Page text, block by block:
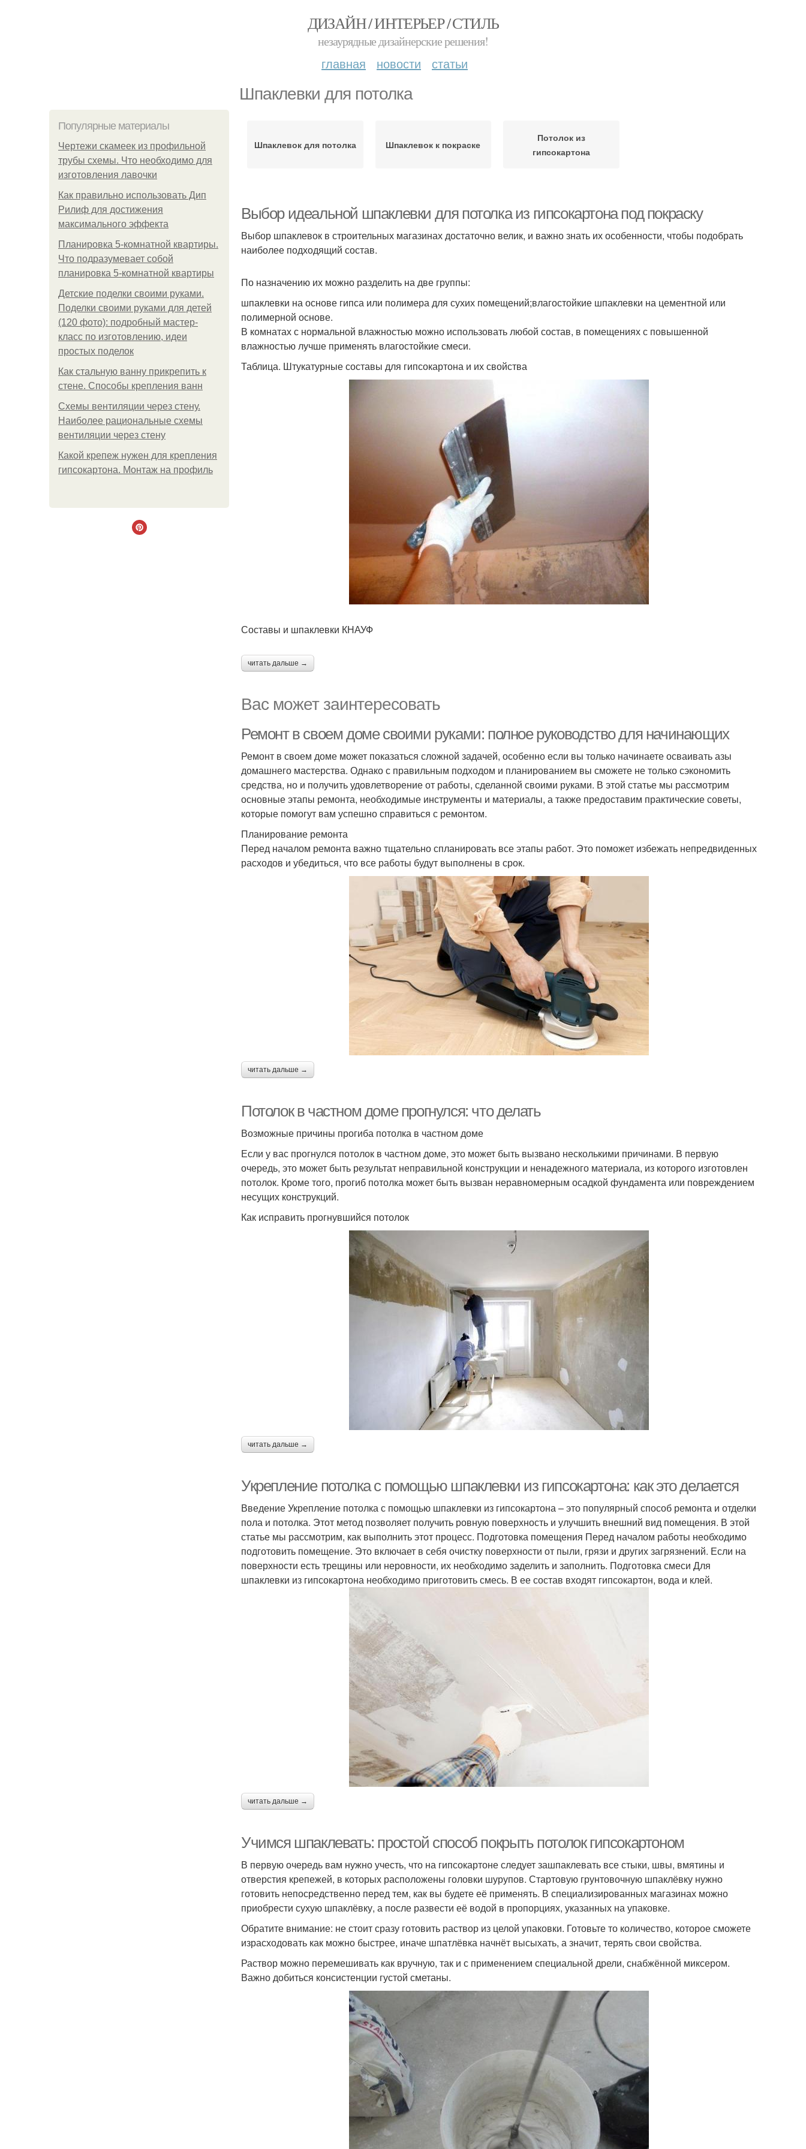
ДИЗАЙН / ИНТЕРЬЕР / СТИЛЬ
незаурядные дизайнерские решения!
главная новости статьи
Шпаклевки для потолка
Популярные материалы
Чертежи скамеек из профильной
трубы схемы. Что необходимо для
изготовления лавочки
Как правильно использовать Дип
Рилиф для достижения
максимального эффекта
Планировка 5-комнатной квартиры.
Что подразумевает собой
планировка 5-комнатной квартиры
Детские поделки своими руками.
Поделки своими руками для детей
(120 фото): подробный мастер-
класс по изготовлению, идеи
простых поделок
Как стальную ванну прикрепить к
стене. Способы крепления ванн
Схемы вентиляции через стену.
Наиболее рациональные схемы
вентиляции через стену
Какой крепеж нужен для крепления
гипсокартона. Монтаж на профиль
Шпаклевок для потолка Шпаклевок к покраске
Потолок из
гипсокартона
Выбор идеальной шпаклевки для потолка из гипсокартона под покраску
Выбор шпаклевок в строительных магазинах достаточно велик, и важно знать их особенности, чтобы подобрать
наиболее подходящий состав.
По назначению их можно разделить на две группы:
шпаклевки на основе гипса или полимера для сухих помещений;влагостойкие шпаклевки на цементной или
полимерной основе.
В комнатах с нормальной влажностью можно использовать любой состав, в помещениях с повышенной
влажностью лучше применять влагостойкие смеси.
Таблица. Штукатурные составы для гипсокартона и их свойства
Составы и шпаклевки КНАУФ
читать дальше →
Вас может заинтересовать
Ремонт в своем доме своими руками: полное руководство для начинающих
Ремонт в своем доме может показаться сложной задачей, особенно если вы только начинаете осваивать азы
домашнего мастерства. Однако с правильным подходом и планированием вы сможете не только сэкономить
средства, но и получить удовлетворение от работы, сделанной своими руками. В этой статье мы рассмотрим
основные этапы ремонта, необходимые инструменты и материалы, а также предоставим практические советы,
которые помогут вам успешно справиться с ремонтом.
Планирование ремонта
Перед началом ремонта важно тщательно спланировать все этапы работ. Это поможет избежать непредвиденных
расходов и убедиться, что все работы будут выполнены в срок.
читать дальше →
Потолок в частном доме прогнулся: что делать
Возможные причины прогиба потолка в частном доме
Если у вас прогнулся потолок в частном доме, это может быть вызвано несколькими причинами. В первую
очередь, это может быть результат неправильной конструкции и ненадежного материала, из которого изготовлен
потолок. Кроме того, прогиб потолка может быть вызван неравномерным осадкой фундамента или повреждением
несущих конструкций.
Как исправить прогнувшийся потолок
читать дальше →
Укрепление потолка с помощью шпаклевки из гипсокартона: как это делается
Введение Укрепление потолка с помощью шпаклевки из гипсокартона – это популярный способ ремонта и отделки
пола и потолка. Этот метод позволяет получить ровную поверхность и улучшить внешний вид помещения. В этой
статье мы рассмотрим, как выполнить этот процесс. Подготовка помещения Перед началом работы необходимо
подготовить помещение. Это включает в себя очистку поверхности от пыли, грязи и других загрязнений. Если на
поверхности есть трещины или неровности, их необходимо заделить и заполнить. Подготовка смеси Для
шпаклевки из гипсокартона необходимо приготовить смесь. В ее состав входят гипсокартон, вода и клей.
читать дальше →
Учимся шпаклевать: простой способ покрыть потолок гипсокартоном
В первую очередь вам нужно учесть, что на гипсокартоне следует зашпаклевать все стыки, швы, вмятины и
отверстия крепежей, в которых расположены головки шурупов. Стартовую грунтовочную шпаклёвку нужно
готовить непосредственно перед тем, как вы будете её применять. В специализированных магазинах можно
приобрести сухую шпаклёвку, а после развести её водой в пропорциях, указанных на упаковке.
Обратите внимание: не стоит сразу готовить раствор из целой упаковки. Готовьте то количество, которое сможете
израсходовать как можно быстрее, иначе шпатлёвка начнёт высыхать, а значит, терять свои свойства.
Раствор можно перемешивать как вручную, так и с применением специальной дрели, снабжённой миксером.
Важно добиться консистенции густой сметаны.